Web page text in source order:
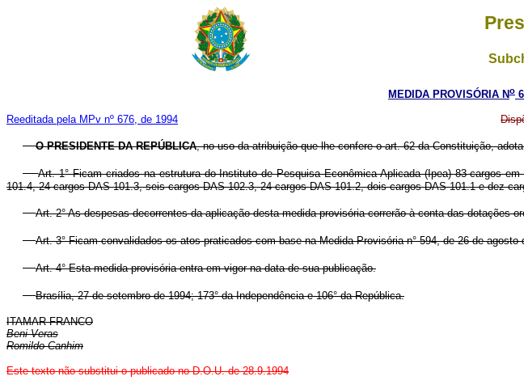
MEDIDA PROVISÓRIA No
Reeditada pela MPv nº 676, de 1994
O PRESIDENTE DA REPÚBLICA, no uso da atribuição que lhe confere o art. 62 da Constituição,
Art. 1° Ficam criados na estrutura do Instituto de Pesquisa Econômica Aplicada (Ipea) 83 cargos
101.4, 24 cargos DAS 101.3, seis cargos DAS 102.3, 24 cargos DAS 101.2, dois cargos DAS 101.1 e dez
Art. 2° As despesas decorrentes da aplicação desta medida provisória correrão à conta das dotações
Art. 3° Ficam convalidados os atos praticados com base na Medida Provisória n° 594, de 26 de agosto
Art. 4° Esta medida provisória entra em vigor na data de sua publicação.
Brasília, 27 de setembro de 1994; 173° da Independência e 106° da República.
ITAMAR FRANCO
Beni Veras
Romildo Canhim
Este texto não substitui o publicado no D.O.U. de 28.9.1994